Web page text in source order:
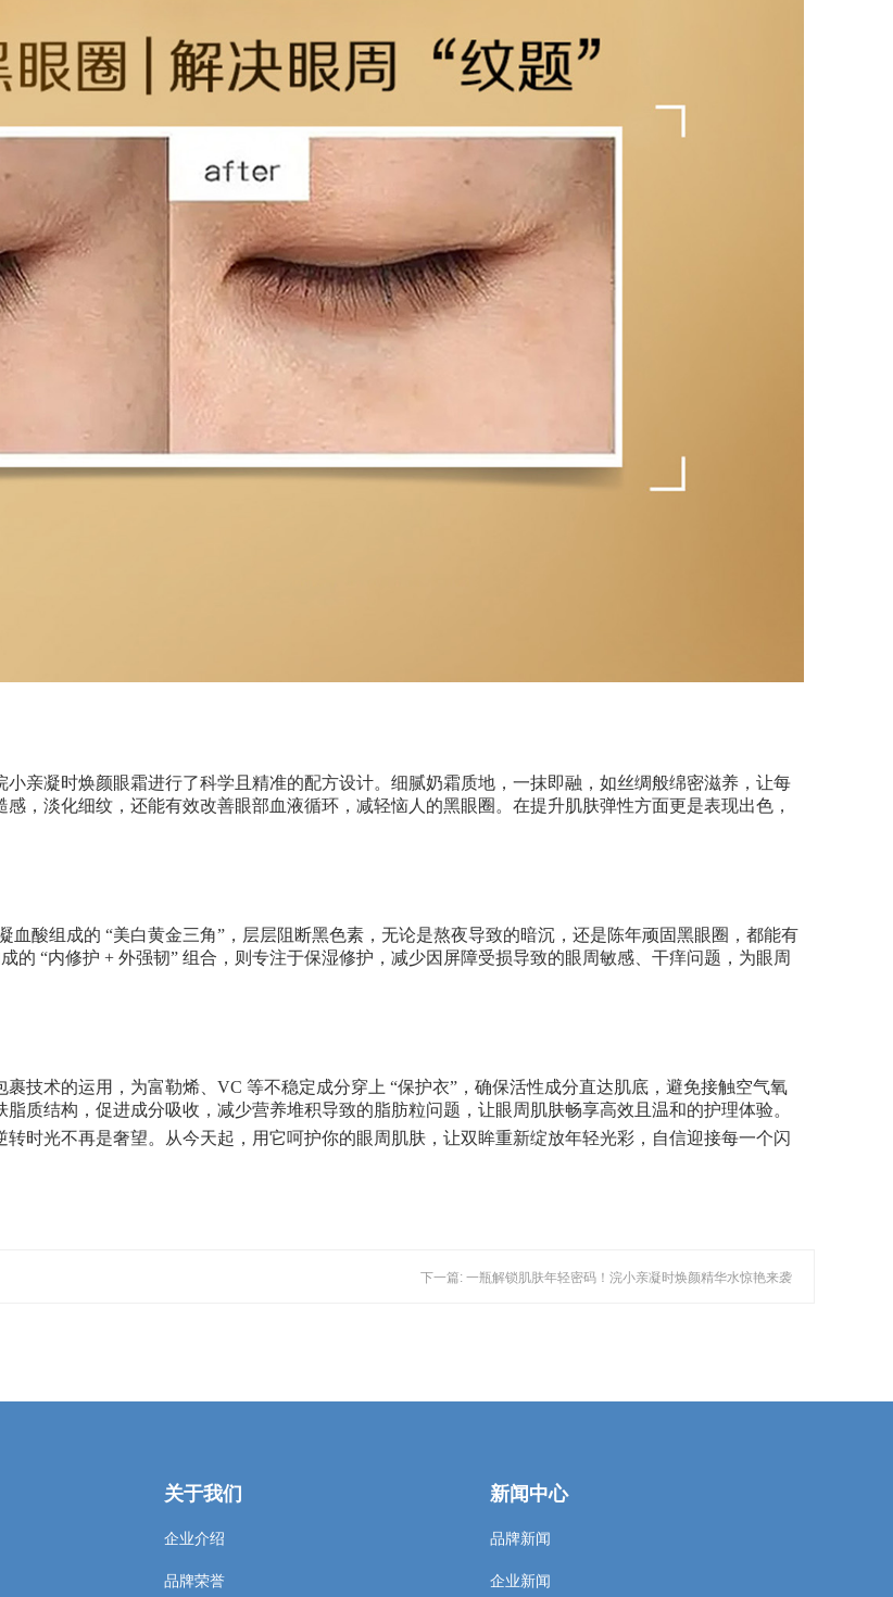
亲凝时焕颜眼霜进行了科学且精准的配方设计。细腻奶霜质地，一抹即融，如丝绸般绵密滋养，让每
，淡化细纹，还能有效改善眼部血液循环，减轻恼人的黑眼圈。在提升肌肤弹性方面更是表现出色，
血酸组成的 “美白黄金三角”，层层阻断黑色素，无论是熬夜导致的暗沉，还是陈年顽固黑眼圈，都能有
的 “内修护 + 外强韧” 组合，则专注于保湿修护，减少因屏障受损导致的眼周敏感、干痒问题，为眼周
技术的运用，为富勒烯、 VC 等不稳定成分穿上 “保护衣”，确保活性成分直达肌底，避免接触空气氧
质结构，促进成分吸收，减少营养堆积导致的脂肪粒问题，让眼周肌肤畅享高效且温和的护理体验。
时光不再是奢望。从今天起，用它呵护你的眼周肌肤，让双眸重新绽放年轻光彩，自信迎接每一个闪
下一篇: 一瓶解锁肌肤年轻密码！浣小亲凝时焕颜精华水惊艳来袭
关于我们
企业介绍
品牌荣誉
新闻中心
品牌新闻
企业新闻